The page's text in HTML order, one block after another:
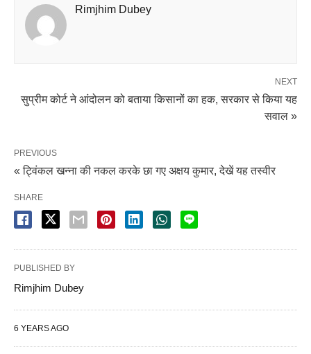
Rimjhim Dubey
NEXT
सुप्रीम कोर्ट ने आंदोलन को बताया किसानों का हक, सरकार से किया यह
सवाल »
PREVIOUS
« ट्विंकल खन्ना की नकल करके छा गए अक्षय कुमार, देखें यह तस्वीर
SHARE
PUBLISHED BY
Rimjhim Dubey
6 YEARS AGO